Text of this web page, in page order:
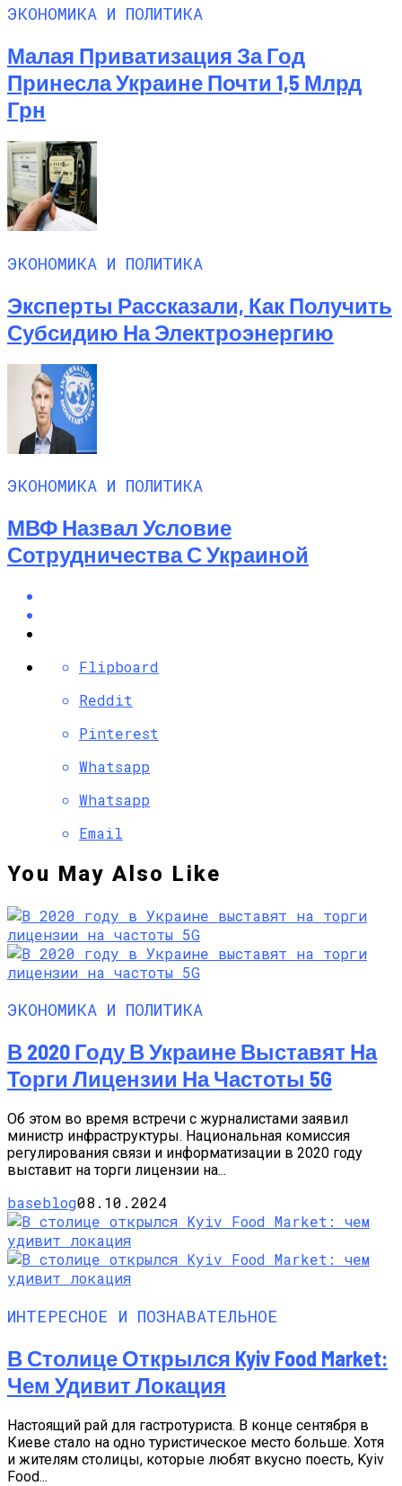
ЭКОНОМИКА И ПОЛИТИКА
Малая Приватизация За Год
Принесла Украине Почти 1,5 Млрд
Грн
ЭКОНОМИКА И ПОЛИТИКА
Эксперты Рассказали, Как Получить
Субсидию На Электроэнергию
ЭКОНОМИКА И ПОЛИТИКА
МВФ Назвал Условие
Сотрудничества С Украиной
Flipboard
Reddit
Pinterest
Whatsapp
Whatsapp
Email
You May Also Like
ЭКОНОМИКА И ПОЛИТИКА
В 2020 Году В Украине Выставят На
Торги Лицензии На Частоты 5G
Об этом во время встречи с журналистами заявил
министр инфраструктуры. Национальная комиссия
регулирования связи и информатизации в 2020 году
выставит на торги лицензии на...
baseblog08.10.2024
ИНТЕРЕСНОЕ И ПОЗНАВАТЕЛЬНОЕ
В Столице Открылся Kyiv Food Market:
Чем Удивит Локация
Настоящий рай для гастротуриста. В конце сентября в
Киеве стало на одно туристическое место больше. Хотя
и жителям столицы, которые любят вкусно поесть, Kyiv
Food...